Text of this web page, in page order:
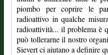
piombo per coprire le
radioattivo in qualche
radioattività... il problema è
può tollerarne il nostro
Sievert ci aiutano a definire